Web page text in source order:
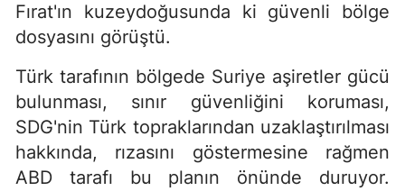
Fırat'ın kuzeydoğusunda ki güvenli bölge
dosyasını görüştü.
Türk tarafının bölgede Suriye aşiretler gücü
bulunması, sınır güvenliğini koruması,
SDG'nin Türk topraklarından uzaklaştırılması
hakkında, rızasını göstermesine rağmen
ABD tarafı bu planın önünde duruyor.